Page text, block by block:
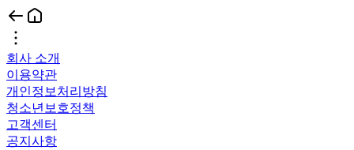
회사 소개
이용약관
개인정보처리방침
청소년보호정책
고객센터
공지사항